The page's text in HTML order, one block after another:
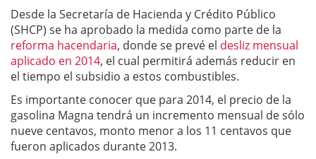
Desde la Secretaría de Hacienda y Crédito Público
(SHCP) se ha aprobado la medida como parte de la
reforma hacendaria, donde se prevé el desliz mensual
aplicado en 2014, el cual permitirá además reducir en
el tiempo el subsidio a estos combustibles.
Es importante conocer que para 2014, el precio de la
gasolina Magna tendrá un incremento mensual de sólo
nueve centavos, monto menor a los 11 centavos que
fueron aplicados durante 2013.